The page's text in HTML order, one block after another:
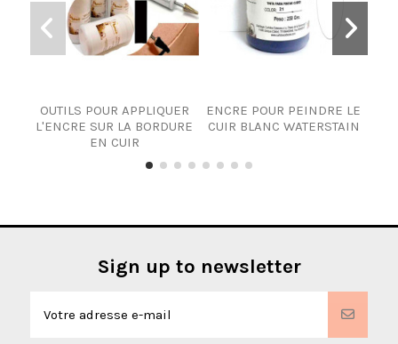
OUTILS POUR APPLIQUER
L'ENCRE SUR LA BORDURE
EN CUIR
ENCRE POUR PEINDRE LE
CUIR BLANC WATERSTAIN
Sign up to newsletter